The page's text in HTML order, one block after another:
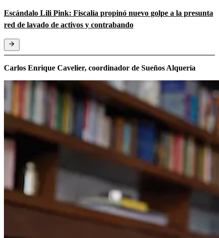
Escándalo Lili Pink: Fiscalía propinó nuevo golpe a la presunta
red de lavado de activos y contrabando
Carlos Enrique Cavelier, coordinador de Sueños Alquería